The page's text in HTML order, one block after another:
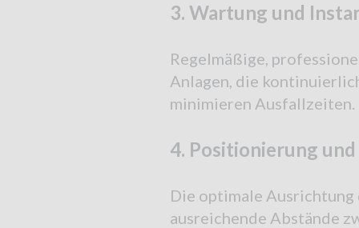
3. Wartung und
Regelmäßige,
Anlagen, die
minimieren Ausfallzeiten.
4. Positionierung
Die optimale
ausreichende Abstände